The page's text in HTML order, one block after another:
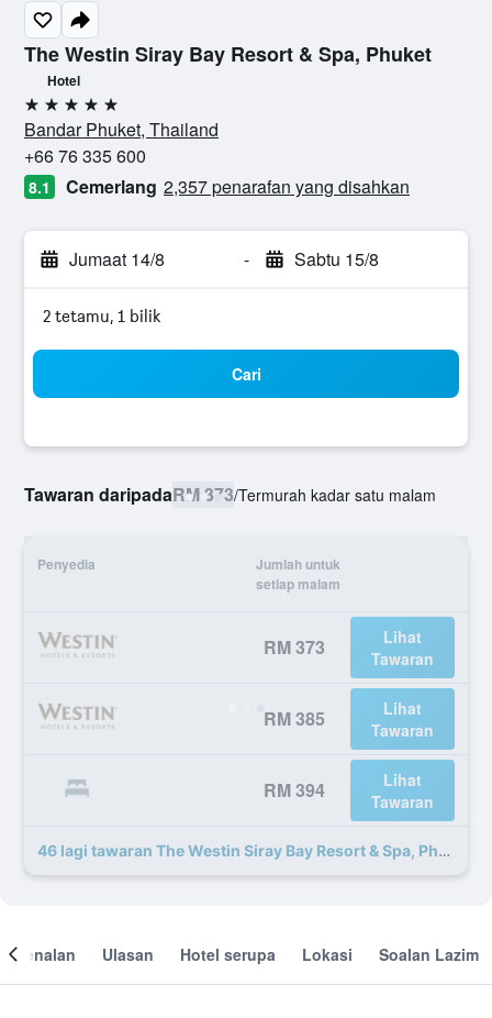
The Westin Siray Bay Resort & Spa, Phuket
Hotel
5 bintang
Bandar Phuket, Thailand
+66 76 335 600
8.1 Cemerlang 2,357 penarafan yang disahkan
Jumaat 14/8 - Sabtu 15/8
2 tetamu, 1 bilik
Cari
Tawaran daripadaRM 373/Termurah kadar satu malam
Penyedia
Jumlah untuk
setiap malam
RM 373
Lihat
Tawaran
RM 385
Lihat
Tawaran
RM 394
Lihat
Tawaran
46 lagi tawaran The Westin Siray Bay Resort & Spa, Phuket
Ulasan Hotel serupa Lokasi Soalan Lazim